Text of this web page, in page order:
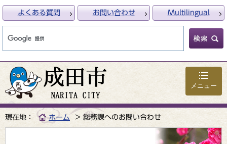
メニュー
よくある質問 お問い合わせ Multilingual
現在地： ホーム 総務課へのお問い合わせ